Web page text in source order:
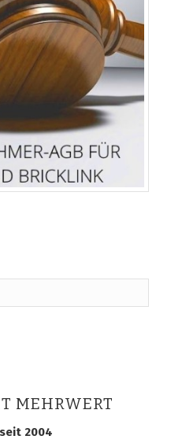
MEHRWERT
2004